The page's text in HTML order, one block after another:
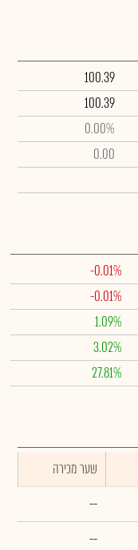
100.39
100.39
0.00%
0.00
-0.01%
-0.01%
1.09%
3.02%
27.81%
שער מכירה
--
--